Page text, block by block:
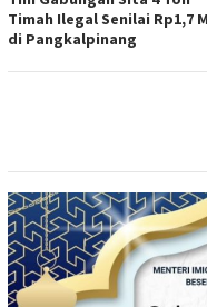
Timah Ilegal Senilai Rp1,7
di Pangkalpinang